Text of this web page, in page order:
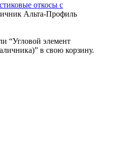
откосы с
Альта-Профиль
“Угловой элемент
в свою корзину.